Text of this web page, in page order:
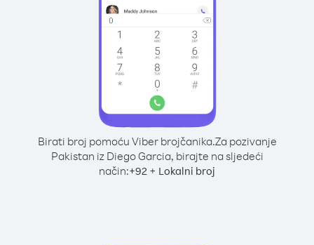
Birati broj pomoću Viber brojčanika.Za pozivanje
Pakistan iz Diego Garcia, birajte na sljedeći
način:+92 + Lokalni broj